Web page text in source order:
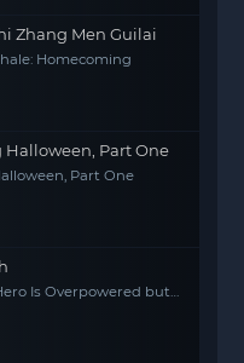
Zhang Men Guilai
Homecoming
Halloween, Part One
Part One
Is Overpowered but